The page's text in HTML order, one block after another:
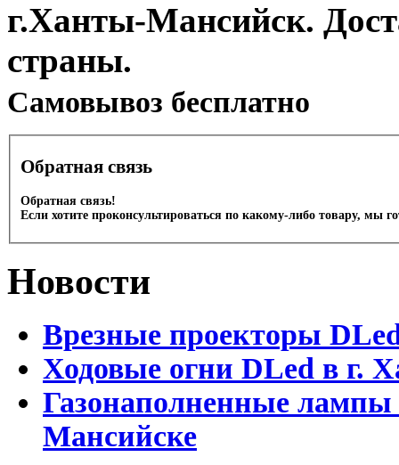
г.Ханты-Мансийск.
страны.
Cамовывоз бесплатно
Обратная связь
Обратная связь!
Если хотите проконсультироваться по какому-либо товару, мы
Новости
Врезные проекторы
Ходовые огни DLed в г.
Газонаполненные
Мансийске